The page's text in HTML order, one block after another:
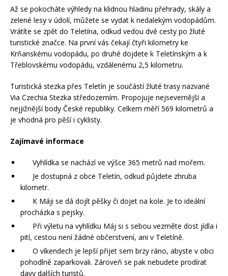
Až se pokocháte výhledy na klidnou hladinu přehrady, skály a
zelené lesy v údolí, můžete se vydat k nedalekým vodopádům.
Vrátíte se zpět do Teletína, odkud vedou dvě cesty po žluté
turistické značce. Na první vás čekají čtyři kilometry ke
Krňanskému vodopádu, po druhé dojdete k Teletínským a k
Třeblovskému vodopádu, vzdálenému 2,5 kilometru.
Turistická stezka přes Teletín je součástí žluté trasy nazvané
Via Czechia Stezka středozemím. Propojuje nejsevernější a
nejjižnější body České republiky. Celkem měří 569 kilometrů a
je vhodná pro pěší i cyklisty.
Zajímavé informace
Vyhlídka se nachází ve výšce 365 metrů nad mořem.
Je dostupná z obce Teletín, odkud půjdete zhruba
kilometr.
K Máji se dá dojít pěšky či dojet na kole. Je to ideální
procházka s pejsky.
Při výletu na vyhlídku Máj si s sebou vezměte dost jídla i
pití, cestou není žádné občerstvení, ani v Teletíně.
O víkendech je lepší přijet sem brzy ráno, abyste v obci
pohodlně zaparkovali. Zároveň se pak nebudete prodírat
davy dalších turistů.